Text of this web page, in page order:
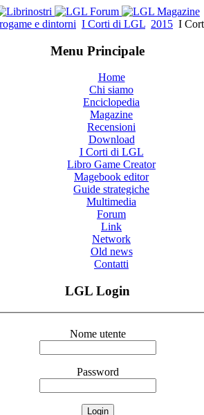
e dintorni I Corti di LGL 2015 I
Menu Principale
Home
Chi siamo
Enciclopedia
Magazine
Recensioni
Download
I Corti di LGL
Libro Game Creator
Magebook editor
Guide strategiche
Multimedia
Forum
Link
Network
Old news
Contatti
LGL Login
Nome utente
Password